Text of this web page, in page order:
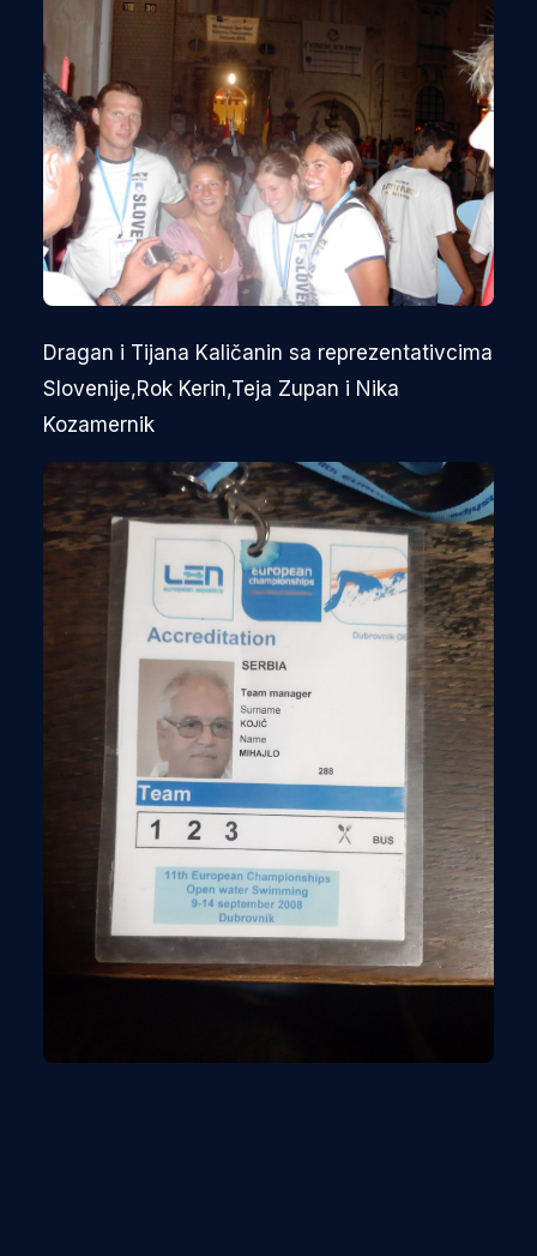
Dragan i Tijana Kaličanin sa reprezentativcima
Slovenije,Rok Kerin,Teja Zupan i Nika
Kozamernik